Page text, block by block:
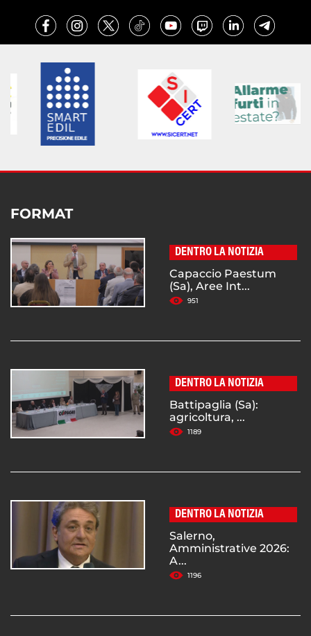
FORMAT
DENTRO LA NOTIZIA
Capaccio Paestum
(Sa), Aree Int...
951
DENTRO LA NOTIZIA
Battipaglia (Sa):
agricoltura, ...
1189
DENTRO LA NOTIZIA
Salerno,
Amministrative 2026:
A...
1196